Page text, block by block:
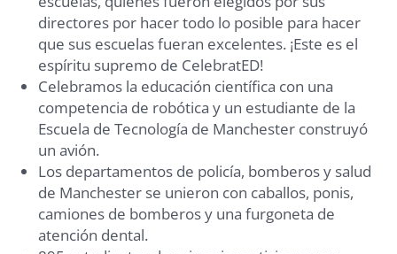
directores por hacer todo lo posible para hacer
que sus escuelas fueran excelentes. ¡Este es el
espíritu supremo de CelebratED!
Celebramos la educación científica con una
competencia de robótica y un estudiante de la
Escuela de Tecnología de Manchester construyó
un avión.
Los departamentos de policía, bomberos y salud
de Manchester se unieron con caballos, ponis,
camiones de bomberos y una furgoneta de
atención dental.